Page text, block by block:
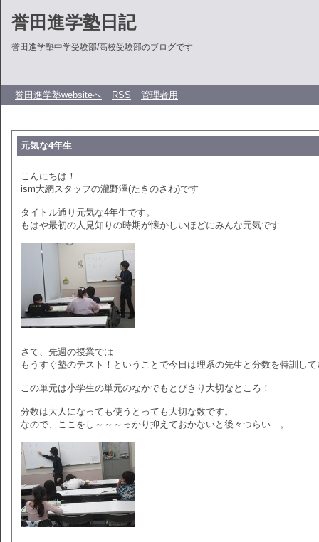
誉田進学塾日記
誉田進学塾中学受験部/高校受験部のブログです
誉田進学塾websiteへ RSS 管理者用
元気な4年生
こんにちは！
ism大網スタッフの瀧野澤(たきのさわ)です
タイトル通り元気な4年生です。
もはや最初の人見知りの時期が懐かしいほどにみんな元気です
さて、先週の授業では
もうすぐ塾のテスト！ということで今日は理系の先生と分数を特訓し
この単元は小学生の単元のなかでもとびきり大切なところ！
分数は大人になっても使うとっても大切な数です。
なので、ここをし～～～っかり抑えておかないと後々つらい…。